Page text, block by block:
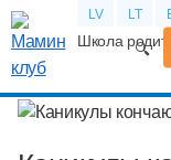
LV LT
Школа